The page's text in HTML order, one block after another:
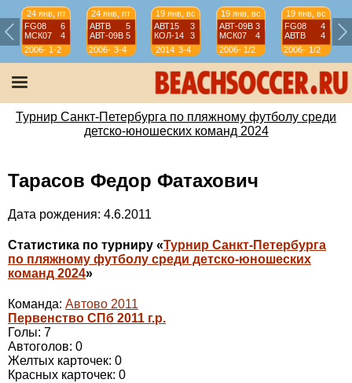
24 янв, пт
FG08
6
МСК07
4
2006-
07
1-2
24 янв, пт
АВТВ
5
АВТ-09B 5
2006-
07
3-4
19 янв, вс
АВТ15
3
КОЛ-14
3
2014 3-4
19 янв, вс
АВТ-09B 3
МСК07
4
2006-
07
1/2
19 янв, вс
FG08
4
АВТВ
4
2006-
07
1/2
Турнир Санкт-Петербурга по пляжному футболу среди
детско-юношеских команд 2024
Тарасов Федор Фатахович
Дата рождения: 4.6.2011
Статистика по турниру «Турнир Санкт-Петербурга
по пляжному футболу среди детско-юношеских
команд 2024»
Команда: Автово 2011
Первенство СПб 2011 г.р.
Голы: 7
Автоголов: 0
Желтых карточек: 0
Красных карточек: 0